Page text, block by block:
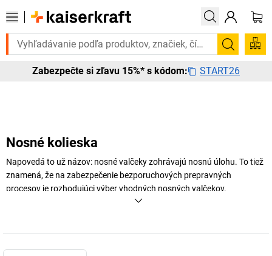
to urgentne? Vybrané bestsellery doručíme do 72 hodín.
Zabezpečte si zľavu 15%* s kódom: START26
Nosné kolieska
Napovedá to už názov: nosné valčeky zohrávajú nosnú úlohu. To tiež
znamená, že na zabezpečenie bezporuchových prepravných
procesov je rozhodujúci výber vhodných nosných valčekov.